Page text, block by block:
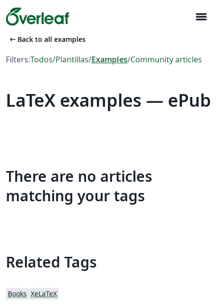
menu
arrow_left_alt Back to all examples
Filters:Todos/Plantillas/Examples/Community articles
LaTeX examples — ePub
There are no articles
matching your tags
Related Tags
Books XeLaTeX